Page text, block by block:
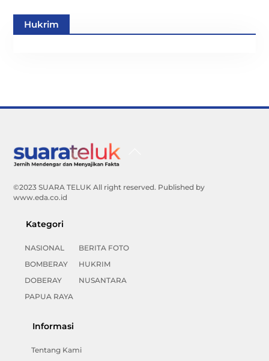
Hukrim
©2023 SUARA TELUK All right reserved. Published by
www.eda.co.id
Kategori
NASIONAL
BOMBERAY
DOBERAY
PAPUA RAYA
BERITA FOTO
HUKRIM
NUSANTARA
Informasi
Tentang Kami